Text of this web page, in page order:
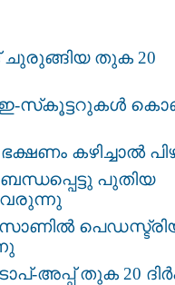
ചുരുങ്ങിയ തുക 20
ഇ-സ്‌കൂട്ടറുകള്‍
കഴിച്ചാൽ
പുതിയ
വരുന്നു
അപ്പ് തുക 20